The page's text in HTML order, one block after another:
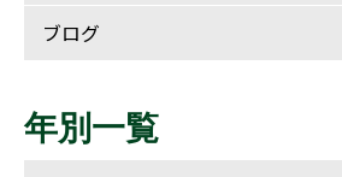
ブログ
年別一覧